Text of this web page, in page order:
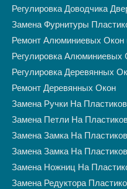
Регулировка Доводчика
Замена Фурнитуры
Ремонт Алюминиевых Окон
Регулировка Алюминиевых
Регулировка Деревянных
Ремонт Деревянных Окон
Замена Ручки На
Замена Петли На
Замена Замка На
Замена Замка На
Замена Ножниц На
Замена Редуктора